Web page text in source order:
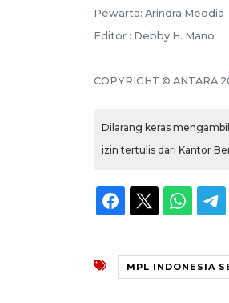
Pewarta: Arindra Meodia
Editor : Debby H. Mano
COPYRIGHT © ANTARA
Dilarang keras
izin tertulis dari Kantor
MPL INDONESIA